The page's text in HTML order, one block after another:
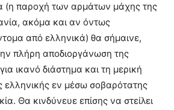
(η παροχή των αρμάτων μάχης της
ακόμα και αν όντως
από ελληνικά) θα σήμαινε,
πλήρη αποδιοργάνωση της
ικανό διάστημα και τη μερική
ελληνικής εν μέσω σοβαρότατης
Θα κινδύνευε επίσης να στείλει